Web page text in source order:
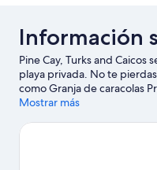
Información
Pine Cay, Turks and Caicos
playa privada. No te
como Granja de caracolas
belleza natural de la zona
Water y Playa Leeward.
Mostrar más